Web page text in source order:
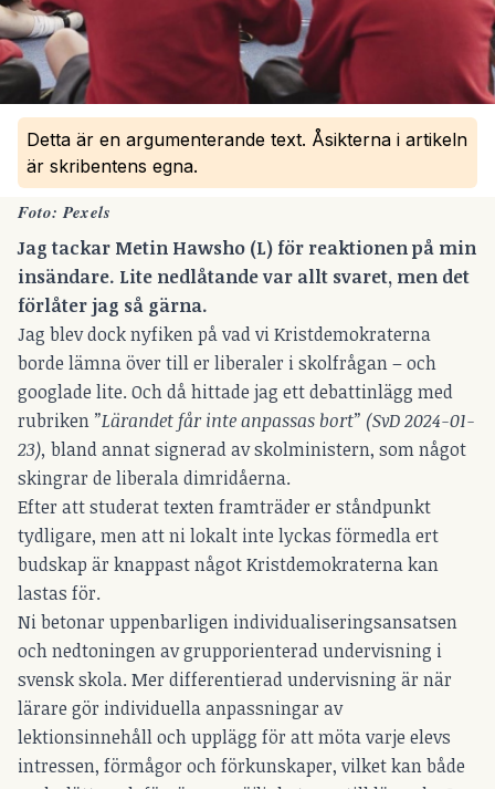
Detta är en argumenterande text. Åsikterna i artikeln
är skribentens egna.
Foto: Pexels
Jag tackar Metin Hawsho (L) för reaktionen på min
insändare. Lite nedlåtande var allt svaret, men det
förlåter jag så gärna.
Jag blev dock nyfiken på vad vi Kristdemokraterna
borde lämna över till er liberaler i skolfrågan – och
googlade lite. Och då hittade jag ett debattinlägg med
rubriken ”Lärandet får inte anpassas bort” (SvD 2024-01-
23), bland annat signerad av skolministern, som något
skingrar de liberala dimridåerna.
Efter att studerat texten framträder er ståndpunkt
tydligare, men att ni lokalt inte lyckas förmedla ert
budskap är knappast något Kristdemokraterna kan
lastas för.
Ni betonar uppenbarligen individualiseringsansatsen
och nedtoningen av grupporienterad undervisning i
svensk skola. Mer differentierad undervisning är när
lärare gör individuella anpassningar av
lektionsinnehåll och upplägg för att möta varje elevs
intressen, förmågor och förkunskaper, vilket kan både